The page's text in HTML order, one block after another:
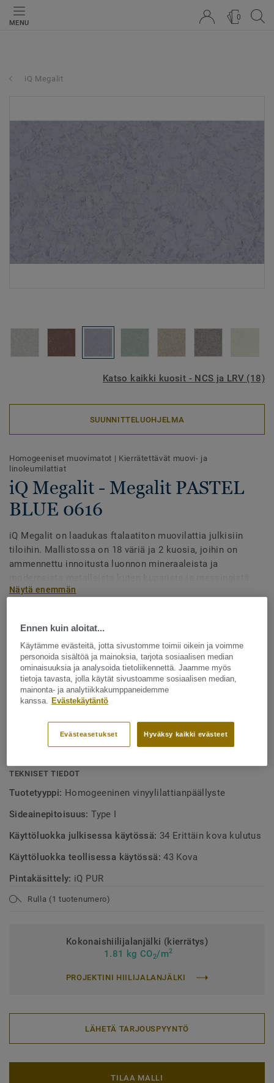
MENU
0
iQ Megalit
Katso kaikki kuosit - NCS ja LRV (18)
SUUNNITTELUOHJELMA
Homogeeniset muovimatot | Kierrätettävät muovi- ja
linoleumilattiat
iQ Megalit - Megalit PASTEL
BLUE 0616
iQ Megalit on laadukas ftalaatiton muovilattia julkisiin
tiloihin. Mallistossa on 18 väriä ja 2 kuosia, joihin on
ammennettu innoitusta luonnon mineraaleista ja
kestää erittäin hyvin tahroja ja esimerkiksi
terveydenhoidossa käytettäviä kemikaaleja.
Näytä enemmän
18 väriä ja 2 kuosia, Pearl ja Graphite
iQ PUR -pinnan kemikaalienkesto on markkinoiden
paras
Ftalaatiton, erittäin pienet VOC-päästöt (< 10 µg/m³ 28
päivän jälkeen)
TEKNISET TIEDOT
Tuotetyyppi: Homogeeninen vinyylilattianpäällyste
Sideainepitoisuus:Type I
Käyttöluokka julkisessa käytössä: 34 Erittäin kova kulutus
Käyttöluokka teollisessa käytössä:43 Kova
Pintakäsittely: iQ PUR
Rulla (1 tuotenumero)
Kokonaishiilijalanjälki (kierrätys)
1.81 kg CO2/m2
PROJEKTINI HIILIJALANJÄLKI
LÄHETÄ TARJOUSPYYNTÖ
TILAA MALLI
Ennen kuin aloitat...
Käytämme evästeitä, jotta sivustomme toimii oikein ja voimme
personoida sisältöä ja mainoksia, tarjota sosiaalisen median
ominaisuuksia ja analysoida tietoliikennettä. Jaamme myös
tietoja tavasta, jolla käytät sivustoamme sosiaalisen median,
mainonta- ja analytiikkakumppaneidemme
kanssa. Evästekäytäntö
Hyväksy kaikki evästeet
Evästeasetukset